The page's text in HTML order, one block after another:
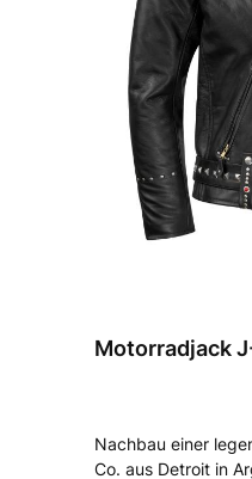
Motorradjack
Nachbau einer
Co. aus Detroit in